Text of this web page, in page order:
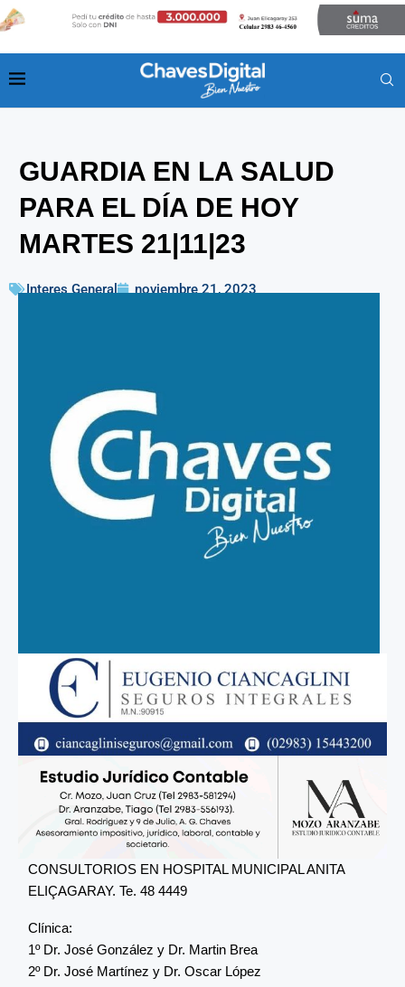
GUARDIA EN LA SALUD
PARA EL DÍA DE HOY
MARTES 21|11|23
Interes General noviembre 21, 2023
CONSULTORIOS EN HOSPITAL MUNICIPAL ANITA
ELIÇAGARAY. Te. 48 4449
Clínica:
1º Dr. José González y Dr. Martin Brea
2º Dr. José Martínez y Dr. Oscar López